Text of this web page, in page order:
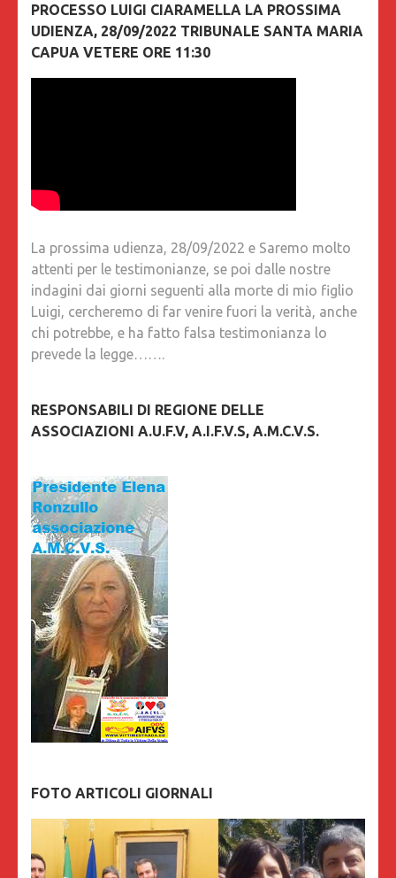
PROCESSO LUIGI CIARAMELLA LA PROSSIMA
UDIENZA, 28/09/2022 TRIBUNALE SANTA MARIA
CAPUA VETERE ORE 11:30
La prossima udienza, 28/09/2022 e Saremo molto
attenti per le testimonianze, se poi dalle nostre
indagini dai giorni seguenti alla morte di mio figlio
Luigi, cercheremo di far venire fuori la verità, anche
chi potrebbe, e ha fatto falsa testimonianza lo
prevede la legge…….
RESPONSABILI DI REGIONE DELLE
ASSOCIAZIONI A.U.F.V, A.I.F.V.S, A.M.C.V.S.
FOTO ARTICOLI GIORNALI